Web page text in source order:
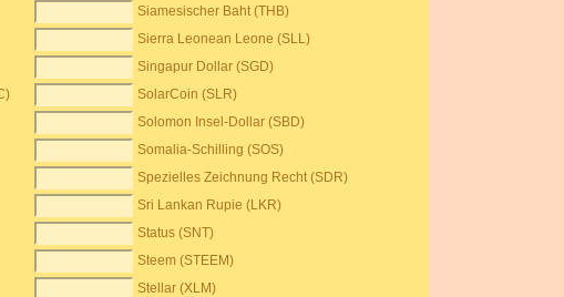
Siamesischer Baht (THB)
Sierra Leonean Leone (SLL)
Singapur Dollar (SGD)
SolarCoin (SLR)
Solomon Insel-Dollar (SBD)
Somalia-Schilling (SOS)
Spezielles Zeichnung Recht (SDR)
Sri Lankan Rupie (LKR)
Status (SNT)
Steem (STEEM)
Stellar (XLM)